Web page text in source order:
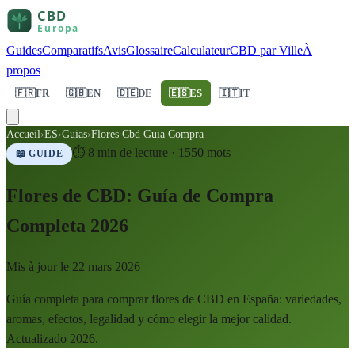
GuidesComparatifsAvisGlossaireCalculateurCBD par VilleÀ
propos
🇫🇷FR 🇬🇧EN 🇩🇪DE 🇪🇸ES 🇮🇹IT
Accueil›ES›Guias›Flores Cbd Guia Compra
📖 GUIDE ⏱ 8 min de lecture · 1550 mots
Flores de CBD: Guía de Compra
Completa 2026
Mis à jour le 22 mars 2026
Guía completa para comprar flores de CBD en España: variedades,
aromas, efectos, legalidad y cómo elegir la mejor calidad.
Actualizado 2026.